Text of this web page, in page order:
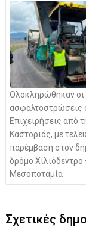
άρθρων
Ολοκληρώθηκαν οι
ασφαλτοστρώσεις
Επιχειρήσεις από
Καστοριάς, με
παρέμβαση στον
δρόμο Χιλιόδεντρο
Μεσοποταμία
Σχετικές